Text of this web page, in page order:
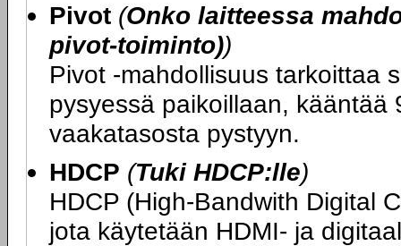
Pivot (Onko laitteessa
pivot-toiminto))
Pivot -mahdollisuus tarkoittaa
pysyessä paikoillaan,
vaakatasosta pystyyn.
HDCP (Tuki HDCP:lle)
HDCP (High-Bandwith Digital
jota käytetään HDMI- ja